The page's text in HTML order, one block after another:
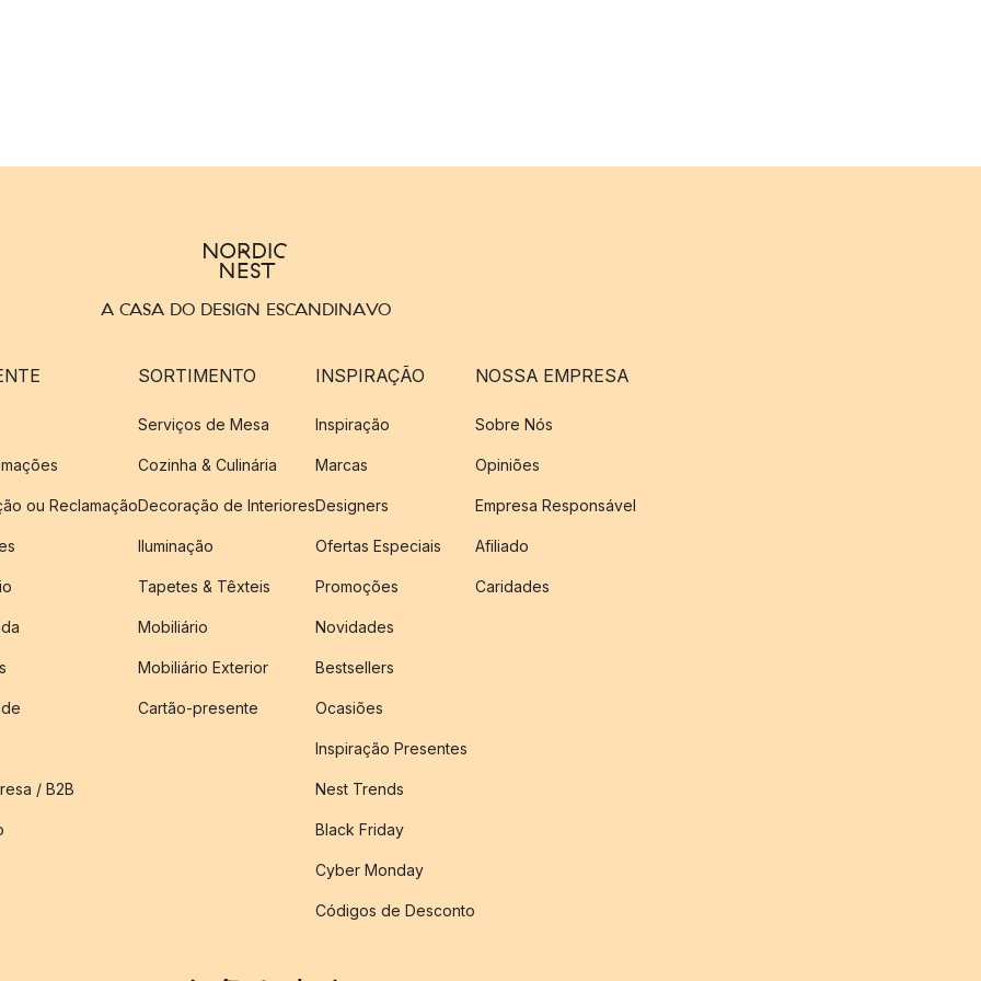
A CASA DO DESIGN ESCANDINAVO
ou Reclamação
/ B2B
SORTIMENTO
Serviços de Mesa
Cozinha & Culinária
Decoração de Interiores
Iluminação
Tapetes & Têxteis
Mobiliário
Mobiliário Exterior
Cartão-presente
INSPIRAÇÃO
Inspiração
Marcas
Designers
Ofertas Especiais
Promoções
Novidades
Bestsellers
Ocasiões
Inspiração Presentes
Nest Trends
Black Friday
Cyber Monday
Códigos de Desconto
NOSSA EMPRESA
Sobre Nós
Opiniões
Empresa Responsável
Afiliado
Caridades